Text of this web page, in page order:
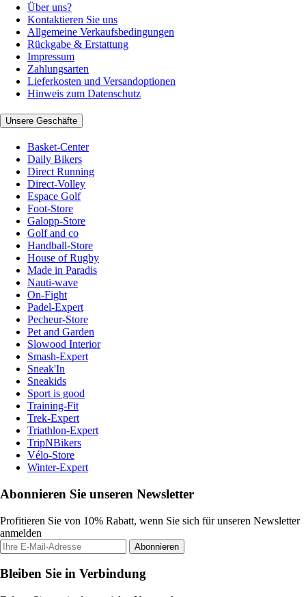
Über uns?
Kontaktieren Sie uns
Allgemeine Verkaufsbedingungen
Rückgabe & Erstattung
Impressum
Zahlungsarten
Lieferkosten und Versandoptionen
Hinweis zum Datenschutz
Unsere Geschäfte
Basket-Center
Daily Bikers
Direct Running
Direct-Volley
Espace Golf
Foot-Store
Galopp-Store
Golf and co
Handball-Store
House of Rugby
Made in Paradis
Nauti-wave
On-Fight
Padel-Expert
Pecheur-Store
Pet and Garden
Slowood Interior
Smash-Expert
Sneak'In
Sneakids
Sport is good
Training-Fit
Trek-Expert
Triathlon-Expert
TripNBikers
Vélo-Store
Winter-Expert
Abonnieren Sie unseren Newsletter
Profitieren Sie von 10% Rabatt, wenn Sie sich für unseren Newsletter
anmelden
Abonnieren
Bleiben Sie in Verbindung